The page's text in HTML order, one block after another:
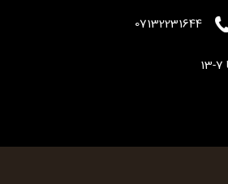
07132231644